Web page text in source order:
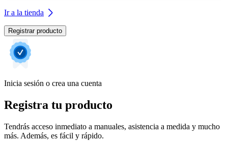
Ir a la tienda
Registrar producto
Inicia sesión o crea una cuenta
Registra tu producto
Tendrás acceso inmediato a manuales, asistencia a medida y mucho
más. Además, es fácil y rápido.